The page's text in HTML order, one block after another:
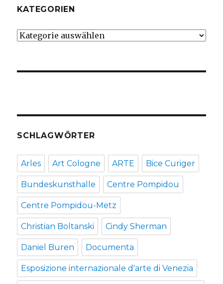
KATEGORIEN
Kategorien
SCHLAGWÖRTER
Arles Art Cologne ARTE Bice Curiger
Bundeskunsthalle Centre Pompidou
Centre Pompidou-Metz
Christian Boltanski Cindy Sherman
Daniel Buren Documenta
Esposizione internazionale d'arte di Venezia